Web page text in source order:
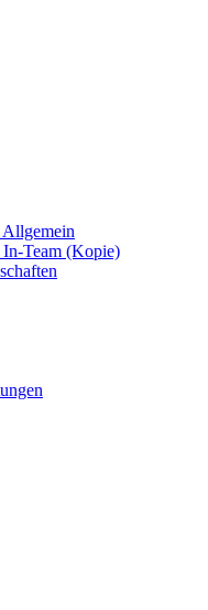
Team (Kopie)